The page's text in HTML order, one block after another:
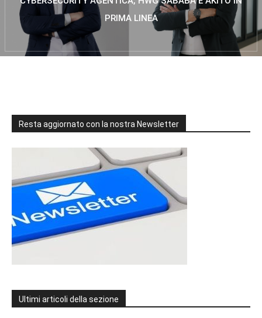
PRIMA LINEA
Resta aggiornato con la nostra Newsletter
Ultimi articoli della sezione